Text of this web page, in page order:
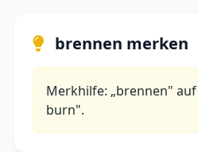
brennen merken
Merkhilfe: „brennen"
burn".